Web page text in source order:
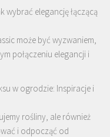
wybrać elegancję łączącą
może być wyzwaniem,
połączeniu elegancji i
w ogrodzie: Inspiracje i
rośliny, ale również
i odpocząć od